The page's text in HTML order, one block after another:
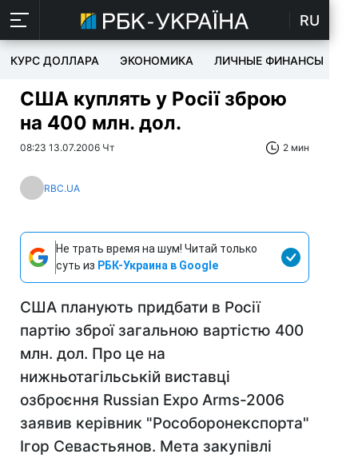
RU
КУРС ДОЛЛАРА ЭКОНОМИКА ЛИЧНЫЕ ФИНАНСЫ
США куплять у Росії зброю
на 400 млн. дол.
08:23 13.07.2006 Чт 2 мин
RBC.UA
Не трать время на шум! Читай только
суть из РБК-Украина в Google
США планують придбати в Росії
партію зброї загальною вартістю 400
млн. дол. Про це на
нижньотагільській виставці
озброєння Russian Expo Arms-2006
заявив керівник "Рособоронекспорта"
Ігор Севастьянов. Мета закупівлі